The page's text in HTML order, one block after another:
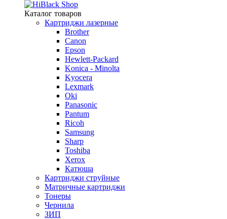
Каталог товаров
Картриджи лазерные
Brother
Canon
Epson
Hewlett-Packard
Konica - Minolta
Kyocera
Lexmark
Oki
Panasonic
Pantum
Ricoh
Samsung
Sharp
Toshiba
Xerox
Катюша
Картриджи струйные
Матричные картриджи
Тонеры
Чернила
ЗИП